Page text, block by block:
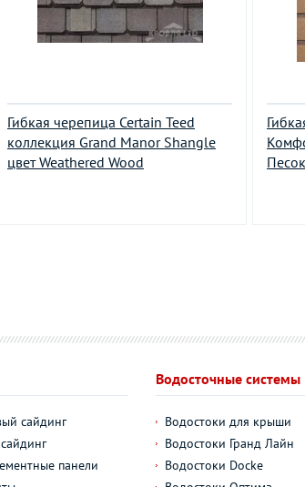
Гибкая черепица Certain Teed
коллекция Grand Manor Shangle
цвет Weathered Wood
Песок
сайдинг
панели
Водосточные системы
Водостоки для крыши
Водостоки Гранд Лайн
Водостоки Docke